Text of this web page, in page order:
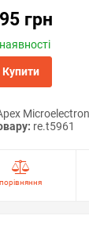
грн
Купити
re.t5961
порівняння